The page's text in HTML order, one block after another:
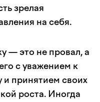
зрелая
на себя.
— это не провал, а
с уважением к
и принятием своих
роста. Иногда